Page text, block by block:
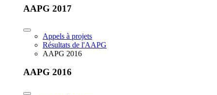
AAPG 2017
Appels à projets
Résultats de l'AAPG
AAPG 2016
AAPG 2016